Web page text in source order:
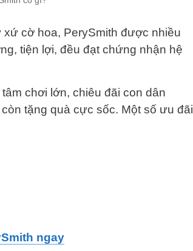
cờ hoa, PerySmith được nhiều
tiện lợi, đều đạt chứng nhận hệ
chơi lớn, chiêu đãi con dân
tặng quà cực sốc. Một số ưu đãi
ngay